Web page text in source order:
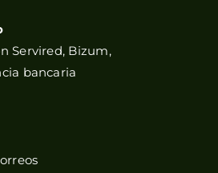
Servired, Bizum,
bancaria